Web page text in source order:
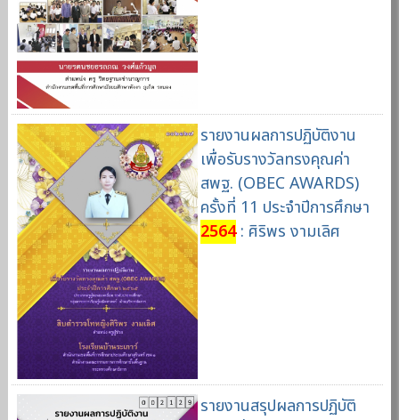
รายงานผลการปฏิบัติงาน
เพื่อรับรางวัลทรงคุณค่า
สพฐ. (OBEC AWARDS)
ครั้งที่ 11 ประจำปีการศึกษา
2564: ศิริพร งามเลิศ
รายงานสรุปผลการปฏิบัติ